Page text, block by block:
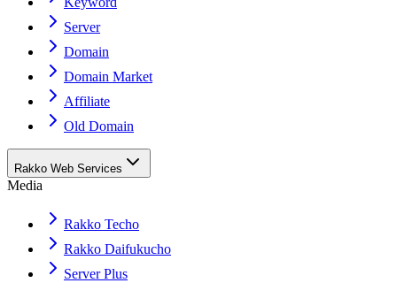
Server
Domain
Domain Market
Affiliate
Old Domain
Rakko Web Services
Media
Rakko Techo
Rakko Daifukucho
Server Plus